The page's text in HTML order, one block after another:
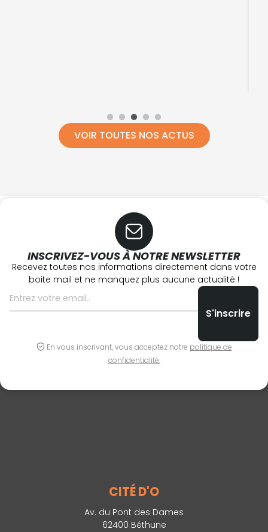
VOIR TOUTES NOS ACTUS
INSCRIVEZ-VOUS À NOTRE NEWSLETTER
Recevez toutes nos informations directement dans votre
boite mail et ne manquez plus aucune actualité !
En vous inscrivant, vous acceptez notre politique de
confidentialité.
CITÉ D'O
Av. du Pont des Dames
62400 Béthune